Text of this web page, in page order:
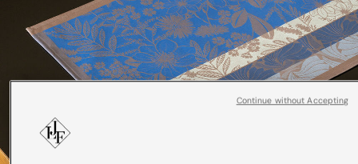
Continue without Accepting